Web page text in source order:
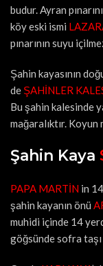
budur. Ayran
köy eski ismi
pınarının suyu
Şahin kayasının
de ŞAHİNLER
Bu şahin kalesinde
mağaralıktır. Koyun
Şahin Kaya
PAPA MARTİN in
şahin kayanın önü
muhidi içinde 14
göğsünde sofra